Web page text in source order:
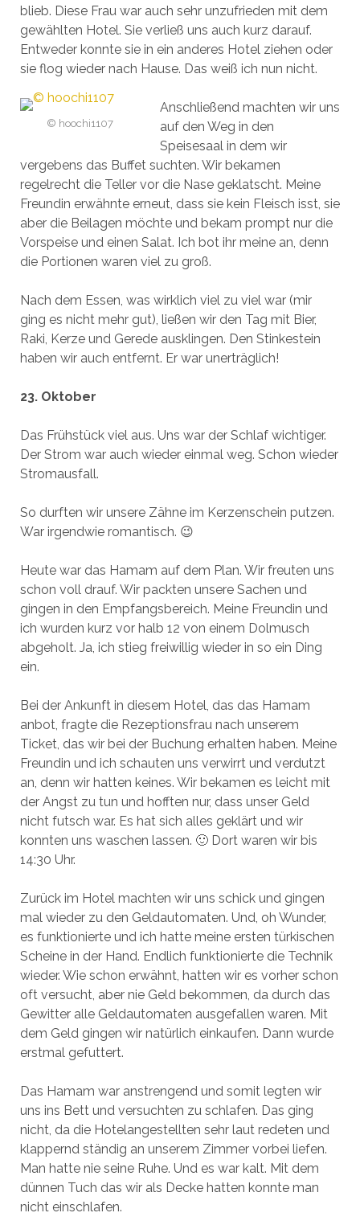
blieb. Diese Frau war auch sehr unzufrieden mit dem
gewählten Hotel. Sie verließ uns auch kurz darauf.
Entweder konnte sie in ein anderes Hotel ziehen oder
sie flog wieder nach Hause. Das weiß ich nun nicht.
© hoochi1107
Anschließend machten wir uns
auf den Weg in den
Speisesaal in dem wir
vergebens das Buffet suchten. Wir bekamen
regelrecht die Teller vor die Nase geklatscht. Meine
Freundin erwähnte erneut, dass sie kein Fleisch isst, sie
aber die Beilagen möchte und bekam prompt nur die
Vorspeise und einen Salat. Ich bot ihr meine an, denn
die Portionen waren viel zu groß.
Nach dem Essen, was wirklich viel zu viel war (mir
ging es nicht mehr gut), ließen wir den Tag mit Bier,
Raki, Kerze und Gerede ausklingen. Den Stinkestein
haben wir auch entfernt. Er war unerträglich!
23. Oktober
Das Frühstück viel aus. Uns war der Schlaf wichtiger.
Der Strom war auch wieder einmal weg. Schon wieder
Stromausfall.
So durften wir unsere Zähne im Kerzenschein putzen.
War irgendwie romantisch. 😉
Heute war das Hamam auf dem Plan. Wir freuten uns
schon voll drauf. Wir packten unsere Sachen und
gingen in den Empfangsbereich. Meine Freundin und
ich wurden kurz vor halb 12 von einem Dolmusch
abgeholt. Ja, ich stieg freiwillig wieder in so ein Ding
ein.
Bei der Ankunft in diesem Hotel, das das Hamam
anbot, fragte die Rezeptionsfrau nach unserem
Ticket, das wir bei der Buchung erhalten haben. Meine
Freundin und ich schauten uns verwirrt und verdutzt
an, denn wir hatten keines. Wir bekamen es leicht mit
der Angst zu tun und hofften nur, dass unser Geld
nicht futsch war. Es hat sich alles geklärt und wir
konnten uns waschen lassen. 🙂 Dort waren wir bis
14:30 Uhr.
Zurück im Hotel machten wir uns schick und gingen
mal wieder zu den Geldautomaten. Und, oh Wunder,
es funktionierte und ich hatte meine ersten türkischen
Scheine in der Hand. Endlich funktionierte die Technik
wieder. Wie schon erwähnt, hatten wir es vorher schon
oft versucht, aber nie Geld bekommen, da durch das
Gewitter alle Geldautomaten ausgefallen waren. Mit
dem Geld gingen wir natürlich einkaufen. Dann wurde
erstmal gefuttert.
Das Hamam war anstrengend und somit legten wir
uns ins Bett und versuchten zu schlafen. Das ging
nicht, da die Hotelangestellten sehr laut redeten und
klappernd ständig an unserem Zimmer vorbei liefen.
Man hatte nie seine Ruhe. Und es war kalt. Mit dem
dünnen Tuch das wir als Decke hatten konnte man
nicht einschlafen.